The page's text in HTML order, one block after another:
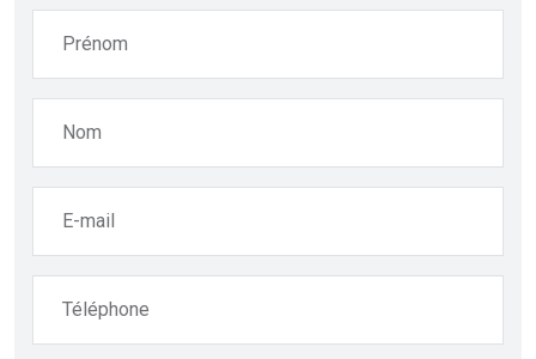
Prénom
Nom
E-mail
Téléphone